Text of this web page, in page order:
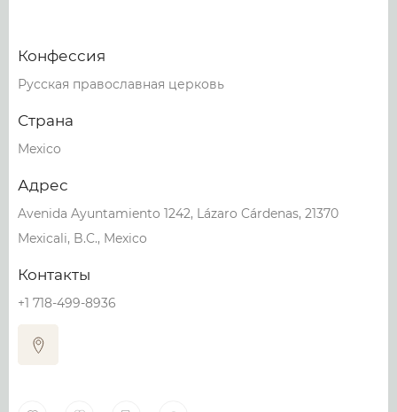
Конфессия
Русская православная церковь
Страна
Mexico
Адрес
Avenida Ayuntamiento 1242, Lázaro Cárdenas, 21370
Mexicali, B.C., Mexico
Контакты
+1 718-499-8936